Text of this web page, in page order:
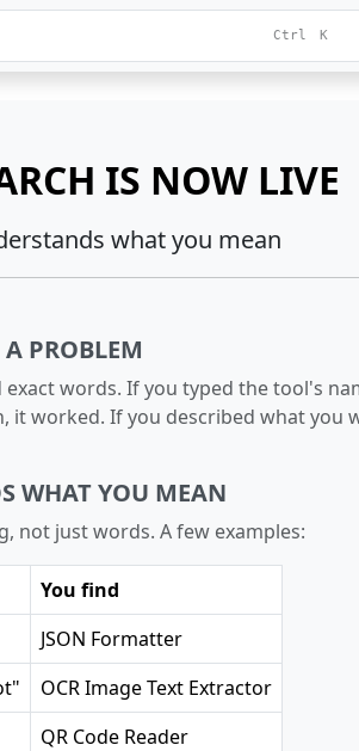
Ctrl K
IS NOW LIVE
what you mean
PROBLEM
words. If you typed the tool's
it worked. If you described what you
WHAT YOU MEAN
not just words. A few examples:
You find
JSON Formatter
OCR Image Text Extractor
QR Code Reader